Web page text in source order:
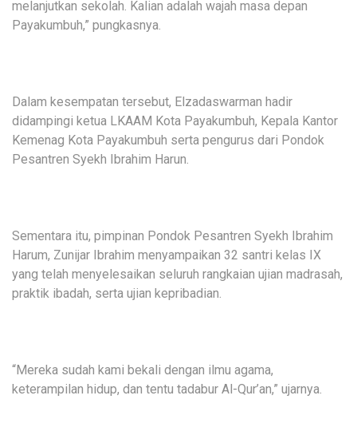
melanjutkan sekolah. Kalian adalah wajah masa depan
Payakumbuh,” pungkasnya.
Dalam kesempatan tersebut, Elzadaswarman hadir
didampingi ketua LKAAM Kota Payakumbuh, Kepala Kantor
Kemenag Kota Payakumbuh serta pengurus dari Pondok
Pesantren Syekh Ibrahim Harun.
Sementara itu, pimpinan Pondok Pesantren Syekh Ibrahim
Harum, Zunijar Ibrahim menyampaikan 32 santri kelas IX
yang telah menyelesaikan seluruh rangkaian ujian madrasah,
praktik ibadah, serta ujian kepribadian.
“Mereka sudah kami bekali dengan ilmu agama,
keterampilan hidup, dan tentu tadabur Al-Qur’an,” ujarnya.